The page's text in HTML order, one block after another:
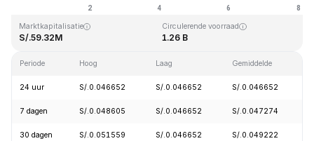
Marktkapitalisatie
S/.59.32M
Circulerende voorraad
1.26 B
Periode Hoog Laag Gemiddelde
24 uur S/.0.046652 S/.0.046652 S/.0.046652
7 dagen S/.0.048605 S/.0.046652 S/.0.047274
30 dagen S/.0.051559 S/.0.046652 S/.0.049222